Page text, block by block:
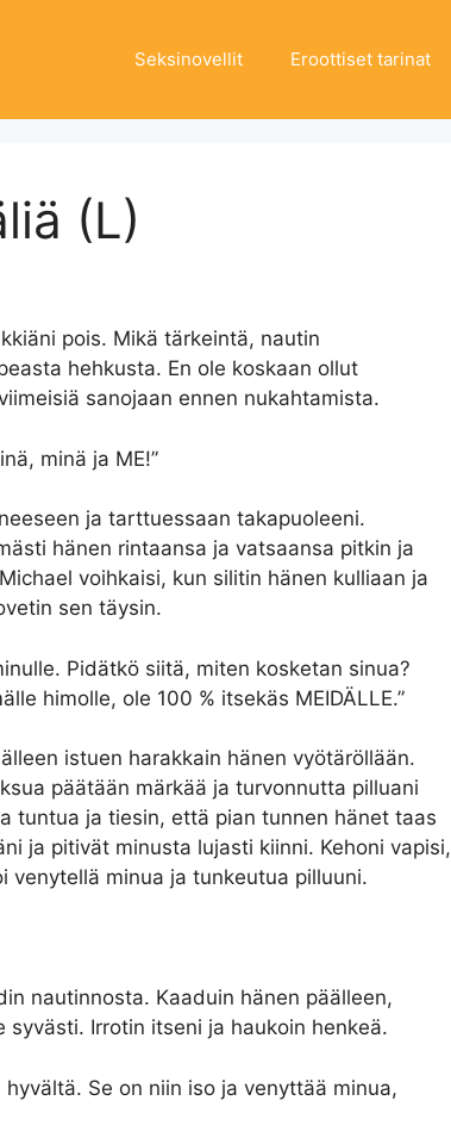
Seksinovellit Eroottiset tarinat
(L)
pois. Mikä tärkeintä, nautin
hehkusta. En ole koskaan ollut
sanojaan ennen nukahtamista.
minä ja ME!”
ja tarttuessaan takapuoleeni.
hänen rintaansa ja vatsaansa pitkin ja
voihkaisi, kun silitin hänen kulliaan ja
sen täysin.
Pidätkö siitä, miten kosketan sinua?
himolle, ole 100 % itsekäs MEIDÄLLE.”
istuen harakkain hänen vyötäröllään.
päätään märkää ja turvonnutta pilluani
tuntua ja tiesin, että pian tunnen hänet taas
ja pitivät minusta lujasti kiinni. Kehoni vapisi,
venytellä minua ja tunkeutua pilluuni.
nautinnosta. Kaaduin hänen päälleen,
Irrotin itseni ja haukoin henkeä.
Se on niin iso ja venyttää minua,